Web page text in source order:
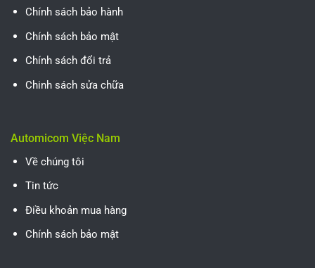
Chính sách bảo hành
Chính sách bảo mật
Chính sách đổi trả
Chinh sách sửa chữa
Automicom Việc Nam
Về chúng tôi
Tin tức
Điều khoản mua hàng
Chính sách bảo mật